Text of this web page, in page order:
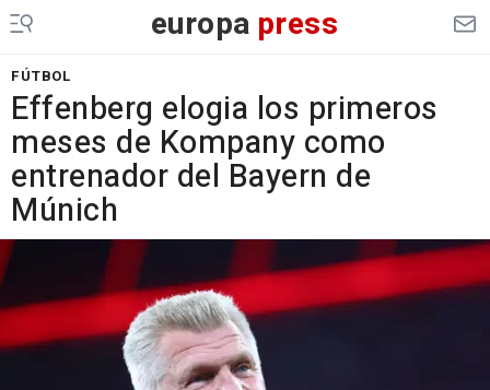
europa press
FÚTBOL
Effenberg elogia los primeros
meses de Kompany como
entrenador del Bayern de
Múnich